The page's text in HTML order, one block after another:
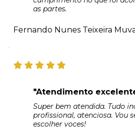
as partes.
Fernando Nunes Teixeira
"Atendimento
Super bem atendida. Tudo
profissional, atenciosa. Vou
escolher voces!